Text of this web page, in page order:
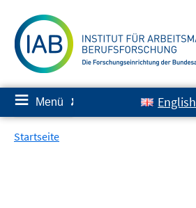
zum
Inhalt
≡ Menü ✘ English
Startseite